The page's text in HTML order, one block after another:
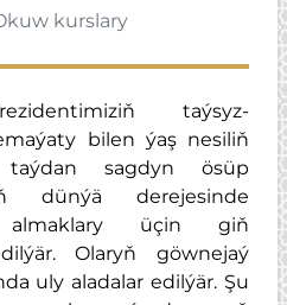
kurslary
taýsyz-
bilen ýaş nesiliň
sagdyn ösüp
dünýä derejesinde
üçin giň
Olaryň göwnejaý
uly aladalar edilýär. Şu